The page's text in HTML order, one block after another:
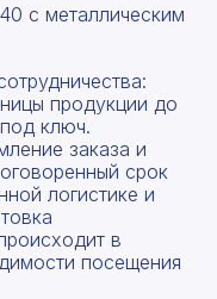
с металлическим
продукции до
ключ.
заказа и
срок
логистике и
в
посещения